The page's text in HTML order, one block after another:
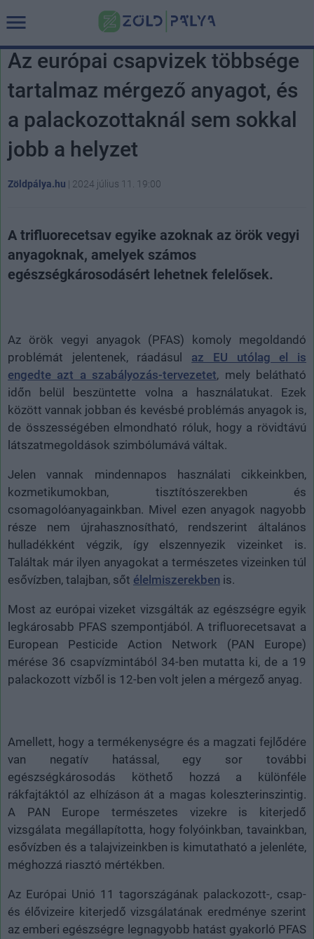
Az európai csapvizek többsége
tartalmaz mérgező anyagot, és
a palackozottaknál sem sokkal
jobb a helyzet
Zöldpálya.hu | 2024 július 11. 19:00
A trifluorecetsav egyike azoknak az örök vegyi
anyagoknak, amelyek számos
egészségkárosodásért lehetnek felelősek.
Az örök vegyi anyagok (PFAS) komoly megoldandó
problémát jelentenek, ráadásul az EU utólag el is
engedte azt a szabályozás-tervezetet, mely belátható
időn belül beszüntette volna a használatukat. Ezek
között vannak jobban és kevésbé problémás anyagok is,
de összességében elmondható róluk, hogy a rövidtávú
látszatmegoldások szimbólumává váltak.
Jelen vannak mindennapos használati cikkeinkben,
kozmetikumokban, tisztítószerekben és
csomagolóanyagainkban. Mivel ezen anyagok nagyobb
része nem újrahasznosítható, rendszerint általános
hulladékként végzik, így elszennyezik vizeinket is.
Találtak már ilyen anyagokat a természetes vizeinken túl
esővízben, talajban, sőt élelmiszerekben is.
Most az európai vizeket vizsgálták az egészségre egyik
legkárosabb PFAS szempontjából. A trifluorecetsavat a
European Pesticide Action Network (PAN Europe)
mérése 36 csapvízmintából 34-ben mutatta ki, de a 19
palackozott vízből is 12-ben volt jelen a mérgező anyag.
Amellett, hogy a termékenységre és a magzati fejlődére
van negatív hatással, egy sor további
egészségkárosodás köthető hozzá a különféle
rákfajtáktól az elhízáson át a magas koleszterinszintig.
A PAN Europe természetes vizekre is kiterjedő
vizsgálata megállapította, hogy folyóinkban, tavainkban,
esővízben és a talajvizeinkben is kimutatható a jelenléte,
méghozzá riasztó mértékben.
Az Európai Unió 11 tagországának palackozott-, csap-
és élővizeire kiterjedő vizsgálatának eredménye szerint
az emberi egészségre legnagyobb hatást gyakorló PFAS